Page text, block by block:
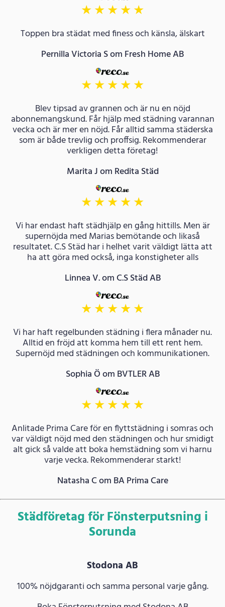
★★★★★
Toppen bra städat med finess och känsla, älskart
Pernilla Victoria S om Fresh Home AB
★★★★★
Blev tipsad av grannen och är nu en nöjd
abonnemangskund. Får hjälp med städning varannan
vecka och är mer en nöjd. Får alltid samma städerska
som är både trevlig och proffsig. Rekommenderar
verkligen detta företag!
Marita J om Redita Städ
★★★★★
Vi har endast haft städhjälp en gång hittills. Men är
supernöjda med Marias bemötande och likaså
resultatet. C.S Städ har i helhet varit väldigt lätta att
ha att göra med också, inga konstigheter alls
Linnea V. om C.S Städ AB
★★★★★
Vi har haft regelbunden städning i flera månader nu.
Alltid en fröjd att komma hem till ett rent hem.
Supernöjd med städningen och kommunikationen.
Sophia Ö om BVTLER AB
★★★★★
Anlitade Prima Care för en flyttstädning i somras och
var väldigt nöjd med den städningen och hur smidigt
alt gick så valde att boka hemstädning som vi harnu
varje vecka. Rekommenderar starkt!
Natasha C om BA Prima Care
Städföretag för Fönsterputsning i
Sorunda
Stodona AB
100% nöjdgaranti och samma personal varje gång.